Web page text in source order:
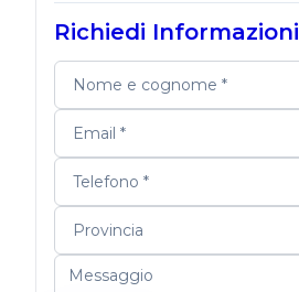
Richiedi Informazioni